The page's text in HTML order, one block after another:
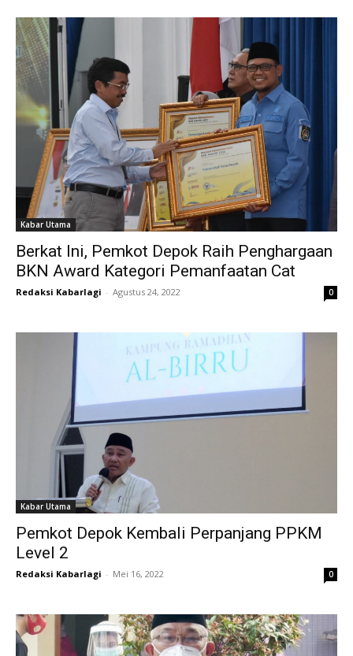
Kabar Utama
Berkat Ini, Pemkot Depok Raih Penghargaan
BKN Award Kategori Pemanfaatan Cat
Redaksi Kabarlagi - Agustus 24, 2022 0
Kabar Utama
Pemkot Depok Kembali Perpanjang PPKM
Level 2
Redaksi Kabarlagi - Mei 16, 2022 0